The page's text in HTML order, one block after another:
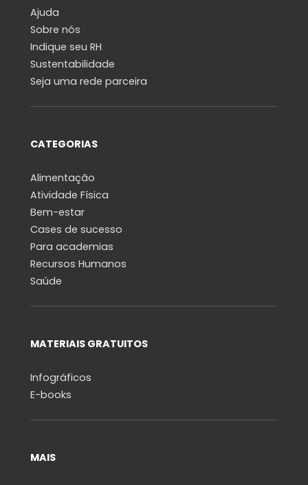
Ajuda
Sobre nós
Indique seu RH
Sustentabilidade
Seja uma rede parceira
CATEGORIAS
Alimentação
Atividade Física
Bem-estar
Cases de sucesso
Para academias
Recursos Humanos
Saúde
MATERIAIS GRATUITOS
Infográficos
E-books
MAIS